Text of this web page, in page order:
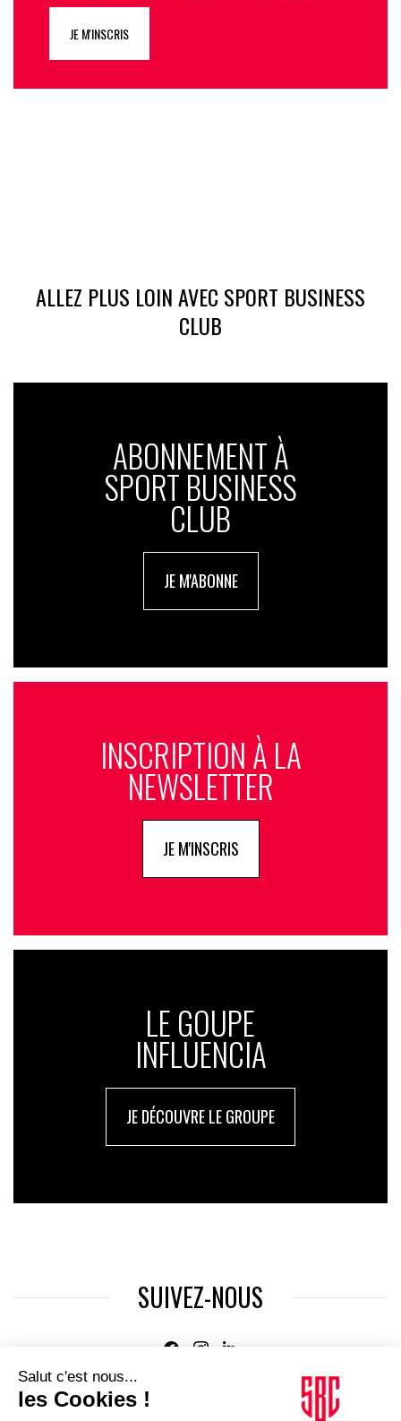
JE M'INSCRIS
ALLEZ PLUS LOIN AVEC SPORT BUSINESS
CLUB
ABONNEMENT À
SPORT BUSINESS
CLUB
JE M'ABONNE
INSCRIPTION À LA
NEWSLETTER
JE M'INSCRIS
LE GOUPE
INFLUENCIA
JE DÉCOUVRE LE GROUPE
SUIVEZ-NOUS